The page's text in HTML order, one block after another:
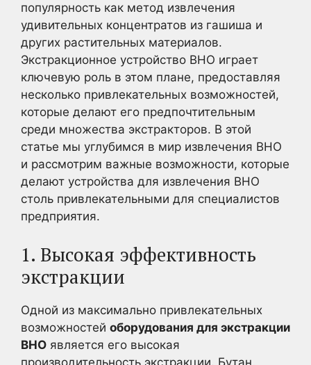
популярность как метод извлечения
удивительных концентратов из гашиша и
других растительных материалов.
Экстракционное устройство BHO играет
ключевую роль в этом плане, предоставляя
несколько привлекательных возможностей,
которые делают его предпочтительным
среди множества экстракторов. В этой
статье мы углубимся в мир извлечения BHO
и рассмотрим важные возможности, которые
делают устройства для извлечения BHO
столь привлекательными для специалистов
предприятия.
1. Высокая эффективность
экстракции
Одной из максимально привлекательных
возможностей оборудования для экстракции
BHO является его высокая
производительность экстракции. Бутан,